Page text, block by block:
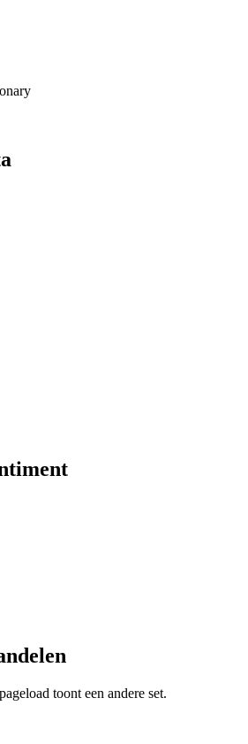
toont een andere set.